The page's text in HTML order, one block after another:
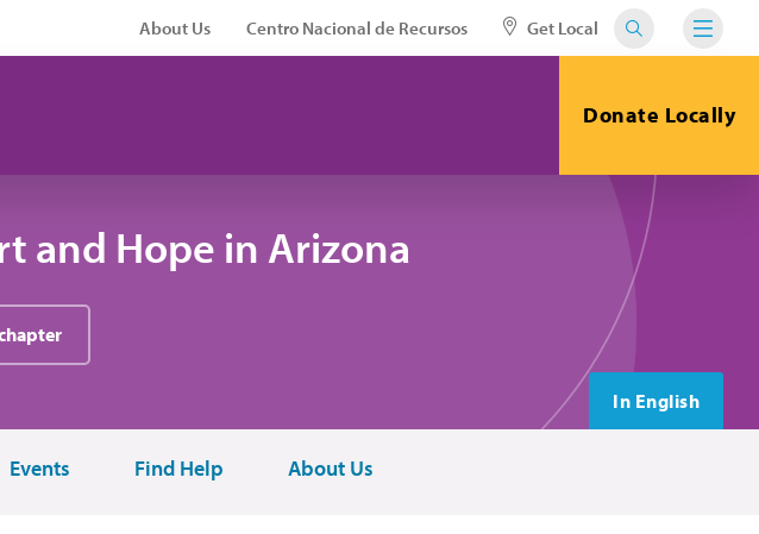
About Us Centro Nacional de Recursos Get Local
Donate Locally
and Hope in Arizona
In English
Events Find Help About Us